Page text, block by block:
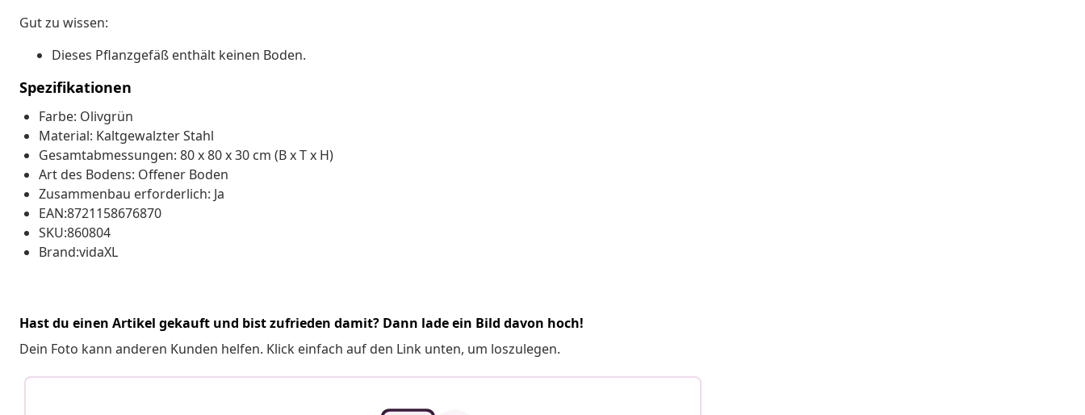
Gut zu wissen:
Dieses Pflanzgefäß enthält keinen Boden.
Spezifikationen
Farbe: Olivgrün
Material: Kaltgewalzter Stahl
Gesamtabmessungen: 80 x 80 x 30 cm (B x T x H)
Art des Bodens: Offener Boden
Zusammenbau erforderlich: Ja
EAN:8721158676870
SKU:860804
Brand:vidaXL
Hast du einen Artikel gekauft und bist zufrieden damit? Dann lade ein Bild davon hoch!
Dein Foto kann anderen Kunden helfen. Klick einfach auf den Link unten, um loszulegen.